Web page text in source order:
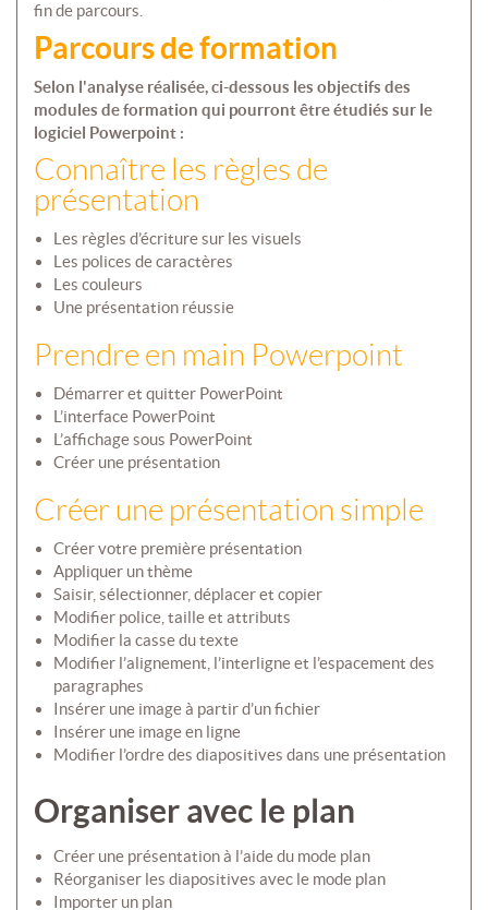
fin de parcours.
Parcours de formation
Selon l'analyse réalisée, ci-dessous les objectifs des
modules de formation qui pourront être étudiés sur le
logiciel Powerpoint :
Connaître les règles de
présentation
Les règles d’écriture sur les visuels
Les polices de caractères
Les couleurs
Une présentation réussie
Prendre en main Powerpoint
Démarrer et quitter PowerPoint
L’interface PowerPoint
L’affichage sous PowerPoint
Créer une présentation
Créer une présentation simple
Créer votre première présentation
Appliquer un thème
Saisir, sélectionner, déplacer et copier
Modifier police, taille et attributs
Modifier la casse du texte
Modifier l’alignement, l’interligne et l’espacement des
paragraphes
Insérer une image à partir d’un fichier
Insérer une image en ligne
Modifier l’ordre des diapositives dans une présentation
Organiser avec le plan
Créer une présentation à l’aide du mode plan
Réorganiser les diapositives avec le mode plan
Importer un plan